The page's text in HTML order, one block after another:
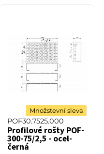
Množstevní sleva
POF30.7525.000
Profilové rošty POF-
300-75/2,5 - ocel-
černá